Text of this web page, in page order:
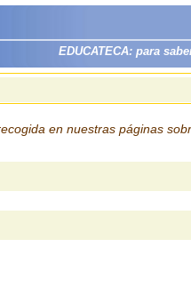
EDUCATECA: para
en nuestras páginas